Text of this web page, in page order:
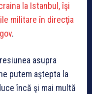
la Istanbul, îşi
militare în direcţia
.
asupra
putem aştepta la
încă şi mai multă